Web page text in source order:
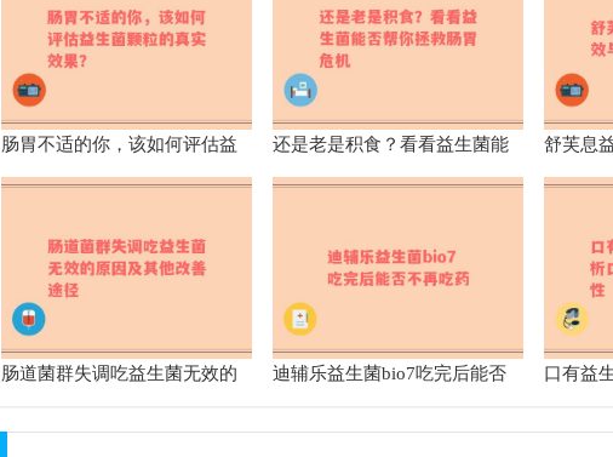
肠胃不适的你，该如何评估益
生菌颗粒的真实效果？
还是老是积食？看看益生菌能
否帮你拯救肠胃危机
舒芙息
康益处
肠道菌群失调吃益生菌无效的
迪辅乐益生菌bio7吃完后能否
口有益